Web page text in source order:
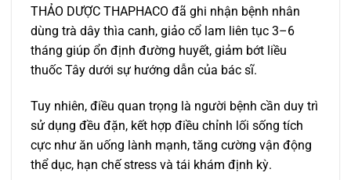
THẢO DƯỢC THAPHACO đã ghi nhận bệnh nhân
dùng trà dây thìa canh, giảo cổ lam liên tục 3–6
tháng giúp ổn định đường huyết, giảm bớt liều
thuốc Tây dưới sự hướng dẫn của bác sĩ.
Tuy nhiên, điều quan trọng là người bệnh cần duy trì
sử dụng đều đặn, kết hợp điều chỉnh lối sống tích
cực như ăn uống lành mạnh, tăng cường vận động
thể dục, hạn chế stress và tái khám định kỳ.